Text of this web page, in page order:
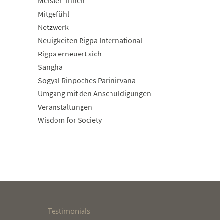
Mitgefühl
Netzwerk
Neuigkeiten Rigpa International
Rigpa erneuert sich
Sangha
Sogyal Rinpoches Parinirvana
Umgang mit den Anschuldigungen
Veranstaltungen
Wisdom for Society
Testimonials